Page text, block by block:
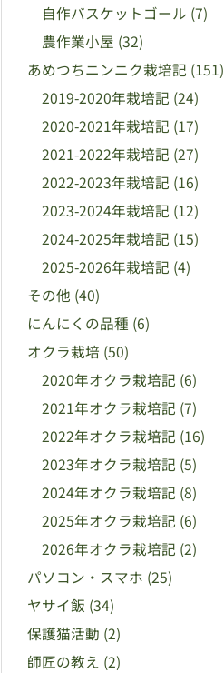
自作バスケットゴール (7)
農作業小屋 (32)
あめつちニンニク栽培記 (151)
2019-2020年栽培記 (24)
2020-2021年栽培記 (17)
2021-2022年栽培記 (27)
2022-2023年栽培記 (16)
2023-2024年栽培記 (12)
2024-2025年栽培記 (15)
2025-2026年栽培記 (4)
その他 (40)
にんにくの品種 (6)
オクラ栽培 (50)
2020年オクラ栽培記 (6)
2021年オクラ栽培記 (7)
2022年オクラ栽培記 (16)
2023年オクラ栽培記 (5)
2024年オクラ栽培記 (8)
2025年オクラ栽培記 (6)
2026年オクラ栽培記 (2)
パソコン・スマホ (25)
ヤサイ飯 (34)
保護猫活動 (2)
師匠の教え (2)